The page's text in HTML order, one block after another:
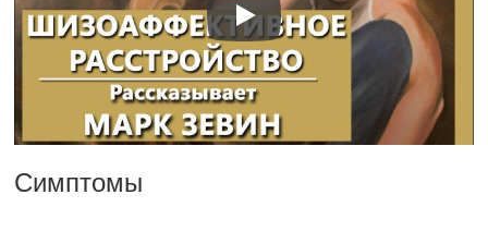
Симптомы